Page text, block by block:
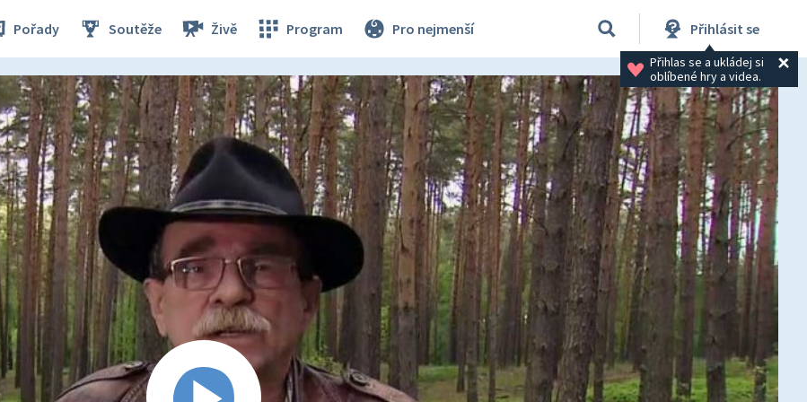
Pořady Soutěže Živě Program Pro nejmenší Přihlásit se
Přihlas se a ukládej si
oblíbené hry a videa.